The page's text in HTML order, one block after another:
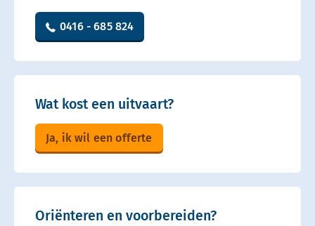
0416 - 685 824
Wat kost een uitvaart?
Ja, ik wil een offerte
Oriënteren en voorbereiden?